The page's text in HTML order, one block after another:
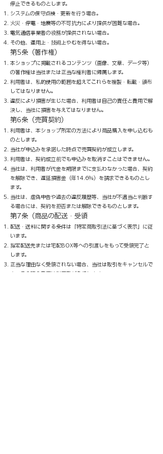
停止できるものとします。
システムの保守点検・更新を行う場合。
火災・停電・地震等の不可抗力により提供が困難な場合。
電気通信事業者の役務が提供されない場合。
その他、運用上・技術上やむを得ない場合。
​第5条（著作権）
本ショップに掲載されるコンテンツ（画像、文章、データ等）
の著作権は当社または正当な権利者に帰属します。
利用者は、私的使用の範囲を超えてこれらを複製・転載・頒布
してはなりません。
違反により損害が生じた場合、利用者は自己の責任と費用で解
決し、当社に損害を与えてはなりません。
第6条（売買契約）
利用者は、本ショップ所定の方法により商品購入を申し込むも
のとします。
当社が申込みを承諾した時点で売買契約が成立します。
利用者は、契約成立前でも申込みを取消すことはできません。
当社は、利用者が代金を期限までに支払わなかった場合、契約
を解除でき、遅延損害金（年14.6％）を請求できるものとし
ます。
当社は、虚偽申告や過去の違反履歴等、当社が不適当と判断す
る場合には、契約を拒否または解除できるものとします。
第7条（商品の配送・受領
配送・送料に関する条件は「特定商取引法に基づく表示」に従
います。
指定配送先または宅配BOX等への引渡しをもって受領完了と
します。
正当な理由なく受領されない場合、当社は取引をキャンセルで
き、その際の費用は利用者が負担します。